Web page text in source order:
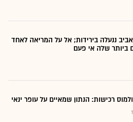
ננעלה בירידות; אל על המריאה לאחד
ביותר שלה אי פעם
רכישות: הנתון שמאיים על עופר ינאי